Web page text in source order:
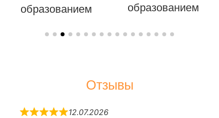
образованием
образованием
Отзывы
12.07.2026